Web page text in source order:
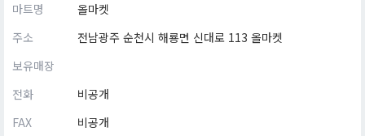
마트명
올마켓
주소
전남광주 순천시 해룡면 신대로 113 올마켓
보유매장
전화
비공개
FAX
비공개